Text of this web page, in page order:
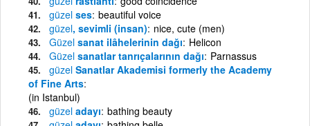
güzel ses beautiful voice
güzel, sevimli (insan) nice, cute (men)
Güzel sanat ilâhelerinin dağı Helicon
Güzel sanatlar tanrıçalarının dağı Parnassus
güzel Sanatlar Akademisi formerly the Academy
of Fine Arts
(in Istanbul)
güzel adayı bathing beauty